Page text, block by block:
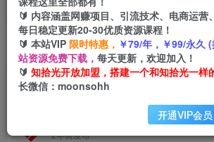
首页 创业课程 会员专属 正文
（6345期）百家号矩阵玩法，单
2000，无限放大
2年前发布
🔰 内容涵盖网赚项目、引流技术、电商运营
每日稳定更新20-30优质资源课程！
🔰 本站VIP 限时特惠， ￥79/年，￥99/永久
站资源免费下载， 每天更新，欢迎加入！
🔰 知拾光开放加盟，搭建一个和知拾光一样
长微信：moonsohh
开通VIP会员